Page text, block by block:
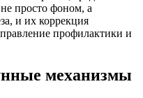
просто фоном, а
и их коррекция
профилактики и
механизмы